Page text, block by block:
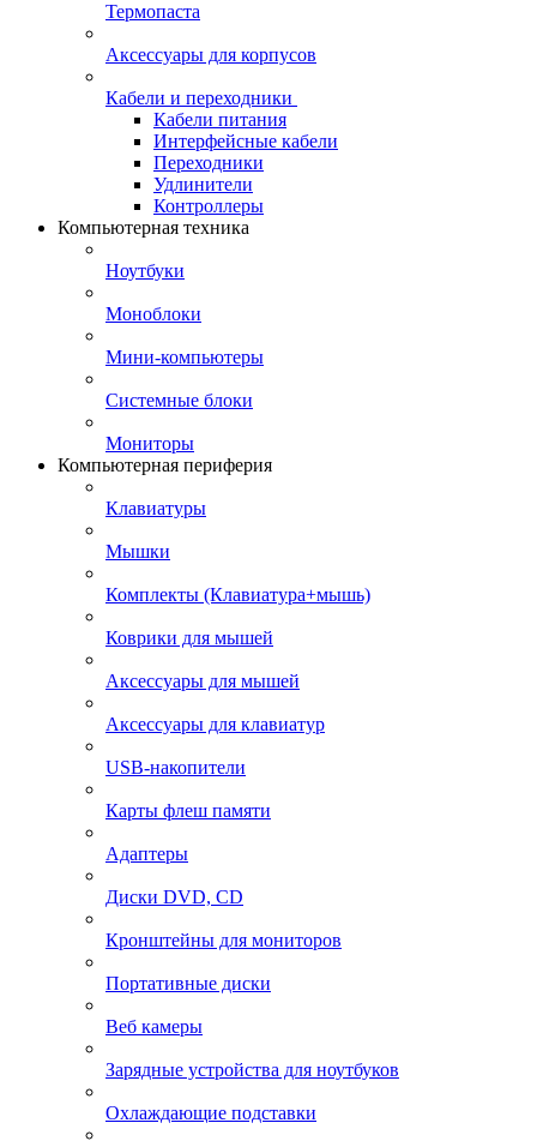
Термопаста
Аксессуары для корпусов
Кабели и переходники
Кабели питания
Интерфейсные кабели
Переходники
Удлинители
Контроллеры
Компьютерная техника
Ноутбуки
Моноблоки
Мини-компьютеры
Системные блоки
Мониторы
Компьютерная периферия
Клавиатуры
Мышки
Комплекты (Клавиатура+мышь)
Коврики для мышей
Аксессуары для мышей
Аксессуары для клавиатур
USB-накопители
Карты флеш памяти
Адаптеры
Диски DVD, CD
Кронштейны для мониторов
Портативные диски
Веб камеры
Зарядные устройства для ноутбуков
Охлаждающие подставки